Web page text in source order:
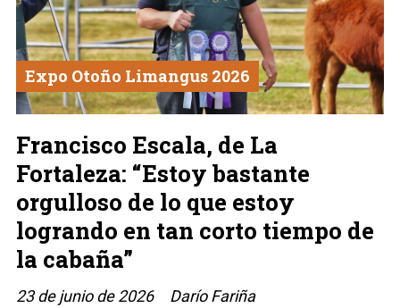
Francisco Escala, de La
Fortaleza: “Estoy bastante
orgulloso de lo que estoy
logrando en tan corto tiempo de
la cabaña”
Darío Fariña
Expo Otoño Limangus 2026
23 de junio de 2026